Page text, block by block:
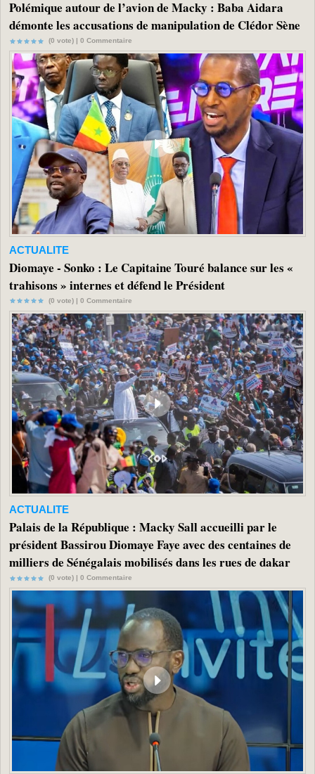
Polémique autour de l’avion de Macky : Baba Aidara
démonte les accusations de manipulation de Clédor Sène
(0 vote) | 0 Commentaire
ACTUALITE
Diomaye - Sonko : Le Capitaine Touré balance sur les «
trahisons » internes et défend le Président
(0 vote) | 0 Commentaire
ACTUALITE
Palais de la République : Macky Sall accueilli par le
président Bassirou Diomaye Faye avec des centaines de
milliers de Sénégalais mobilisés dans les rues de dakar
(0 vote) | 0 Commentaire